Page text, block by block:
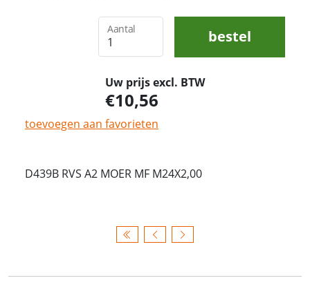
Aantal bestel
Uw prijs excl. BTW
10,56
toevoegen aan favorieten
D439B RVS A2 MOER MF M24X2,00